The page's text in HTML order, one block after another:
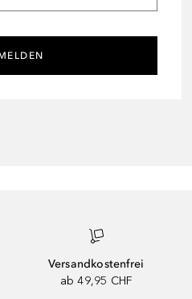
Versandkostenfrei
ab 49,95 CHF